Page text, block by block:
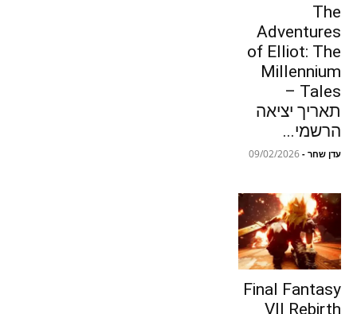
The
Adventures
of Elliot: The
Millennium
Tales –
תאריך יציאה
הרשמי...
עדן שחר -
09/02/2026
Final Fantasy
VII Rebirth